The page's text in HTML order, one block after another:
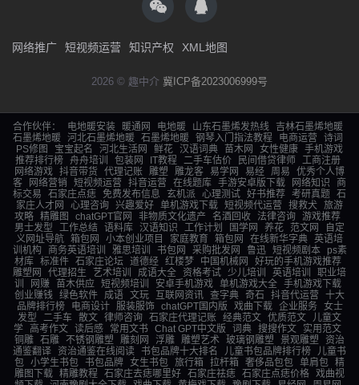
网络推广 短视频运营 知识产权 XML地图
2026 © 趣中介 冀ICP备2023006999号
合作伙伴： 电地暖安装 暖通网 电地暖 山东石墨烯发热线
吉林石墨烯地暖
石墨烯地暖
河北石墨烯地暖 石墨烯地暖 钢琴入门指法教程 电商运营
诗词
PS修图
宝宝起名 河北生活网 鲜花 汉语词典 苗木网 女性健康 手机游戏
推荐排行榜
舟舟培训 包装网 IT教程 二手车估价 民间借贷律师
工商注册
网络游戏 抖音带货 代理记账 雕塑 雕龙客 易学网 易经 周易
优秀个人博
客
网络营销 短视频运营 抖音运营 在线题库 手游安卓版下载 网络知识
商
标交易
石家庄点痣 免费发布信息 玄机派 心理测试 好书推荐 考研真题 石
家庄人才网
心理咨询 兴趣爱好 单机游戏下载 短视频代运营 搜救犬 旅游
攻略 精雕图 chatGPT官网 非物质文化遗产 名酒回收 法律咨询 游戏推荐
男士发型
工作总结 语料库 汉语知识 工作计划 国学网 养花 范文网
自定
义网址导航 箱包网 小本创业项目 家庭教育 箱包网 在线新华字典 英语培
训机构
商务英语培训 雅思培训 书包网 采购批发网 鲁迅 短视频剧本
ps素
材库
标准件 石家庄论坛 道德经 红楼梦 中国机械网
好玩的手机游戏推荐
雕塑网
代理招生 艺术培训 成语大全 资格考试 少儿培训 英语培训
职业培
训
网赚 苗木供应 短视频培训 安卓手机游戏 单机游戏大全
手机游戏下载
创业赚钱
绿色软件 成语 文玩 互联网资讯 查字典 奇石 抖音代运营 十大
品牌排行榜
电商设计 服装服饰 chatGPT国内版 戏曲下载 企业服务
女士
发型
二手车 散文 律师咨询 石家庄代理记账 经典范文 优质范文
儿童文
学 高考作文 读后感 常用文书 Chat GPT中文版 词典 搜搜作文
实用范文
铜雕 石雕 不锈钢雕塑 雕刻网 浮雕 雕塑艺术 玻璃钢雕塑 景观雕塑
资治
通鉴翻译
资治通鉴在线阅读 书包品牌十大排名 儿童书包品牌排行榜
儿童书
包 小学生书包 书包品牌 女生书包 旅行箱 拉杆箱 奢侈品包包 单肩包 精
雕图下载 精雕教程 石家庄去痣哪里好 石家庄祛痣 石家庄点痣价格 戏曲视